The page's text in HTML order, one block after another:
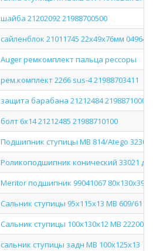
шайба 21202092 21988700500
сайленблок 21011745 22х49х76мм 04964
Auger ремкомплект пальца рессоры
рем.комплект 2266 sus-4 21988703411
защита барабана 21212484 21988710000
болт 6х14 21212485 21988710100
Подшипник ступицы MB 814/Atego
Роликоподшипник конический 33021
Meritor подшипник 99041067
Сальник ступицы 95x115x13 MB 609/
Сальник ступицы 100x130x12 MB
сальник ступицы задн MB 100x125x13